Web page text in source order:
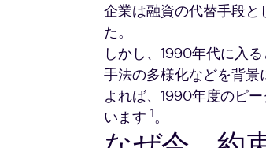
企業は融資の代替手段
た。
しかし、1990年代に入
手法の多様化などを背
よれば、1990年度のピ
います 1。